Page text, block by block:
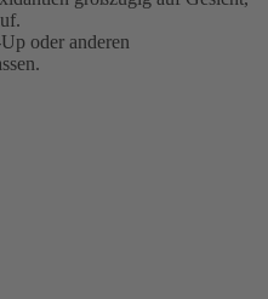
oder anderen